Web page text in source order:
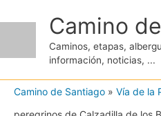
contenido
Camino
Caminos, etapas,
información, noticias, ...
Camino de Santiago » Vía de la